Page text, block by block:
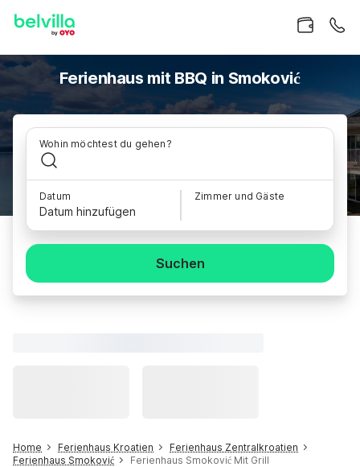
Ferienhaus mit BBQ in Smoković
Wohin möchtest du gehen?
Datum
Datum hinzufügen
Zimmer und Gäste
Suchen
Home Ferienhaus Kroatien
Ferienhaus Zentralkroatien
Ferienhaus Smoković
Ferienhaus Smoković Mit Grill